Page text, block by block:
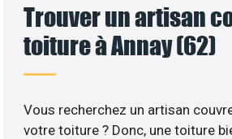
Trouver un artisan
toiture à Annay (62)
Vous recherchez un artisan
votre toiture ? Donc, une toiture